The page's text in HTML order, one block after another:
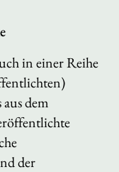
in einer Reihe
dem
der